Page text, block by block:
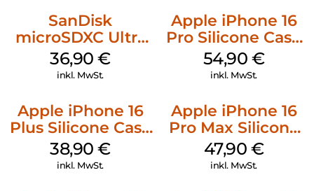
SanDisk
microSDXC Ultra
128 GB + Adapter
Mobile
36,90€
inkl. MwSt.
Apple iPhone 16
Pro Silicone Case
MagSafe Black
54,90 €
inkl. MwSt.
Apple iPhone 16
Plus Silicone Case
MagSafe Denim
38,90€
inkl. MwSt.
Apple iPhone 16
Pro Max Silicone
Case MagSafe
Black
47,90 €
inkl. MwSt.